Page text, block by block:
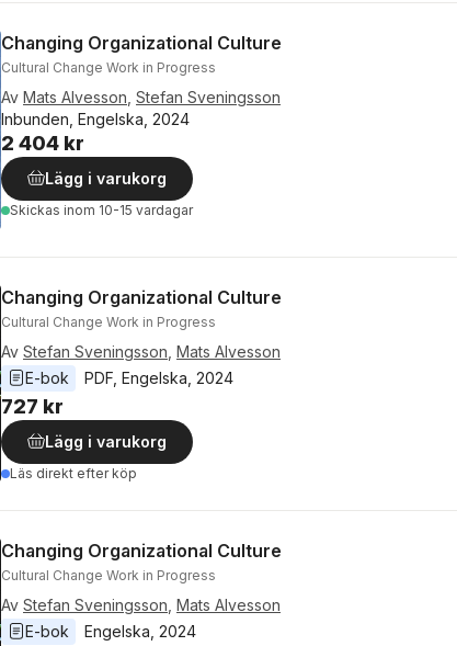
Changing Organizational Culture
Cultural Change Work in Progress
Av Mats Alvesson Stefan Sveningsson
Inbunden, Engelska, 2024
2 404 kr
Lägg i varukorg
Skickas inom 10-15 vardagar
Changing Organizational Culture
Cultural Change Work in Progress
Av Stefan Sveningsson Mats Alvesson
E-bok
PDF Engelska 2024
727 kr
Lägg i varukorg
Läs direkt efter köp
Changing Organizational Culture
Cultural Change Work in Progress
Av Stefan Sveningsson Mats Alvesson
E-bok
Engelska 2024